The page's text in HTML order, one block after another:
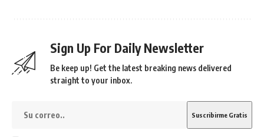
Sign Up For Daily Newsletter
Be keep up! Get the latest breaking news delivered
straight to your inbox.